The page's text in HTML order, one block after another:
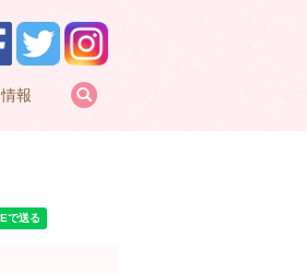
報